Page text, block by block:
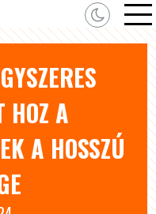
HOZ A
A HOSSZÚ